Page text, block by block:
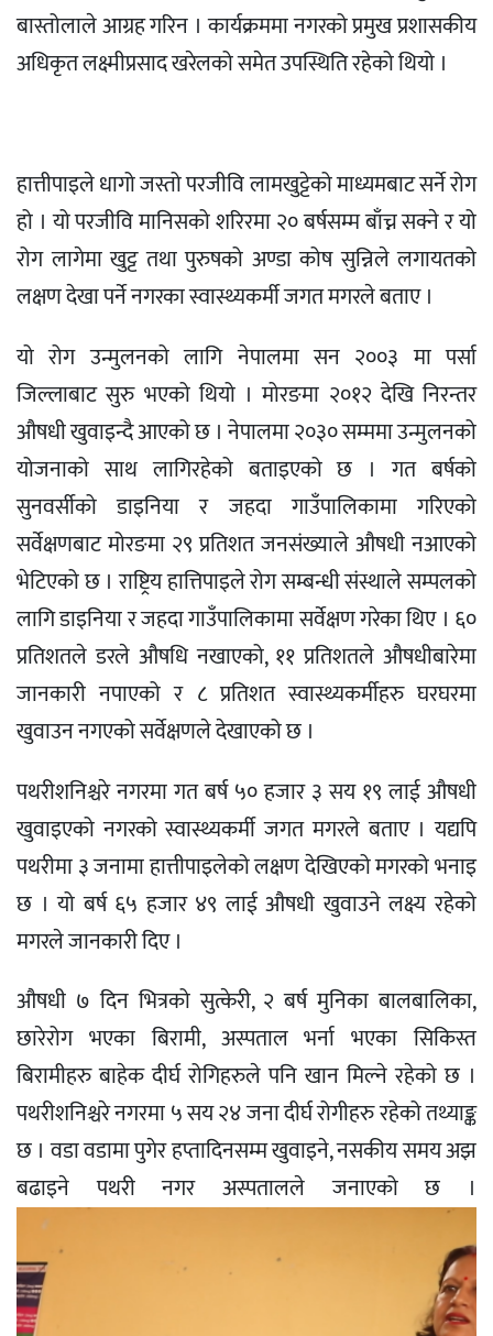
बास्तोलाले आग्रह गरिन । कार्यक्रममा नगरको प्रमुख प्रशासकीय
अधिकृत लक्ष्मीप्रसाद खरेलको समेत उपस्थिति रहेको थियो ।
हात्तीपाइले धागो जस्तो परजीवि लामखुट्टेको माध्यमबाट सर्ने रोग
हो । यो परजीवि मानिसको शरिरमा २० बर्षसम्म बाँच्न सक्ने र यो
रोग लागेमा खुट्ट तथा पुरुषको अण्डा कोष सुन्निले लगायतको
लक्षण देखा पर्ने नगरका स्वास्थ्यकर्मी जगत मगरले बताए ।
यो रोग उन्मुलनको लागि नेपालमा सन २००३ मा पर्सा
जिल्लाबाट सुरु भएको थियो । मोरङमा २०१२ देखि निरन्तर
औषधी खुवाइन्दै आएको छ । नेपालमा २०३० सम्ममा उन्मुलनको
योजनाको साथ लागिरहेको बताइएको छ । गत बर्षको
सुनवर्सीको डाइनिया र जहदा गाउँपालिकामा गरिएको
सर्वेक्षणबाट मोरङमा २९ प्रतिशत जनसंख्याले औषधी नआएको
भेटिएको छ । राष्ट्रिय हात्तिपाइले रोग सम्बन्धी संस्थाले सम्पलको
लागि डाइनिया र जहदा गाउँपालिकामा सर्वेक्षण गरेका थिए । ६०
प्रतिशतले डरले औषधि नखाएको, ११ प्रतिशतले औषधीबारेमा
जानकारी नपाएको र ८ प्रतिशत स्वास्थ्यकर्मीहरु घरघरमा
खुवाउन नगएको सर्वेक्षणले देखाएको छ ।
पथरीशनिश्चरे नगरमा गत बर्ष ५० हजार ३ सय १९ लाई औषधी
खुवाइएको नगरको स्वास्थ्यकर्मी जगत मगरले बताए । यद्यपि
पथरीमा ३ जनामा हात्तीपाइलेको लक्षण देखिएको मगरको भनाइ
छ । यो बर्ष ६५ हजार ४९ लाई औषधी खुवाउने लक्ष्य रहेको
मगरले जानकारी दिए ।
औषधी ७ दिन भित्रको सुत्केरी, २ बर्ष मुनिका बालबालिका,
छारेरोग भएका बिरामी, अस्पताल भर्ना भएका सिकिस्त
बिरामीहरु बाहेक दीर्घ रोगिहरुले पनि खान मिल्ने रहेको छ ।
पथरीशनिश्चरे नगरमा ५ सय २४ जना दीर्घ रोगीहरु रहेको तथ्याङ्क
छ । वडा वडामा पुगेर हप्तादिनसम्म खुवाइने, नसकीय समय अझ
बढाइने पथरी नगर अस्पतालले जनाएको छ ।